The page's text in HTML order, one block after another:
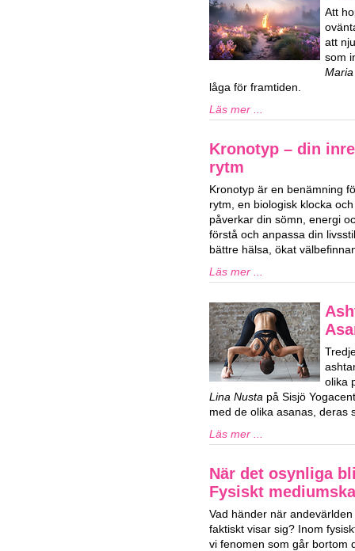
Att
att
som
låga för framtiden.
Läs mer ...
Kronotyp – din
rytm
Kronotyp är en benämning
rytm, en biologisk klocka
påverkar din sömn, energi
förstå och anpassa din
bättre hälsa, ökat
Läs mer ...
olika
Lina Nusta på Sisjö
med de olika asanas, deras
Läs mer ...
När det osynliga
Fysiskt
Vad händer när
faktiskt visar sig? Inom
vi fenomen som går bortom